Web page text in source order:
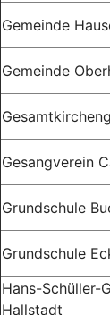
Gemeinde
Gemeinde
Gesangverein
Grundschule
Grundschule
Hans-Schüller-
Hallstadt